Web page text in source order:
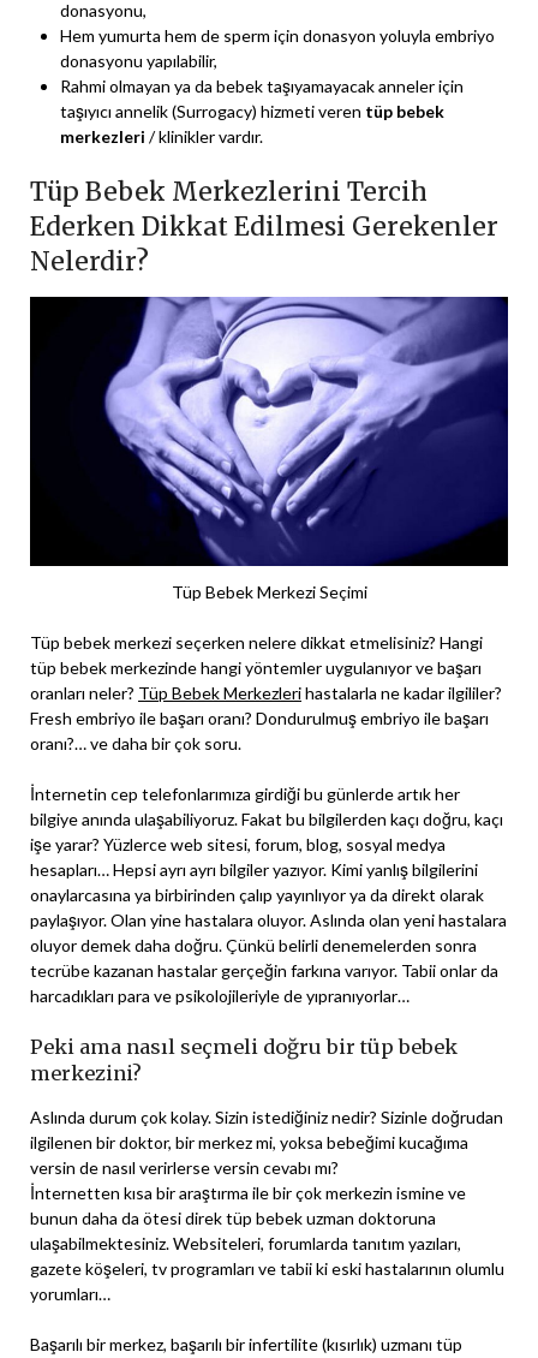
donasyonu,
Hem yumurta hem de sperm için donasyon yoluyla embriyo
donasyonu yapılabilir,
Rahmi olmayan ya da bebek taşıyamayacak anneler için
taşıyıcı annelik (Surrogacy) hizmeti veren tüp bebek
merkezleri / klinikler vardır.
Tüp Bebek Merkezlerini Tercih
Ederken Dikkat Edilmesi Gerekenler
Nelerdir?
Tüp Bebek Merkezi Seçimi
Tüp bebek merkezi seçerken nelere dikkat etmelisiniz? Hangi
tüp bebek merkezinde hangi yöntemler uygulanıyor ve başarı
oranları neler? Tüp Bebek Merkezlerihastalarla ne kadar ilgililer?
Fresh embriyo ile başarı oranı? Dondurulmuş embriyo ile başarı
oranı?… ve daha bir çok soru.
İnternetin cep telefonlarımıza girdiği bu günlerde artık her
bilgiye anında ulaşabiliyoruz. Fakat bu bilgilerden kaçı doğru, kaçı
işe yarar? Yüzlerce web sitesi, forum, blog, sosyal medya
hesapları… Hepsi ayrı ayrı bilgiler yazıyor. Kimi yanlış bilgilerini
onaylarcasına ya birbirinden çalıp yayınlıyor ya da direkt olarak
paylaşıyor. Olan yine hastalara oluyor. Aslında olan yeni hastalara
oluyor demek daha doğru. Çünkü belirli denemelerden sonra
tecrübe kazanan hastalar gerçeğin farkına varıyor. Tabii onlar da
harcadıkları para ve psikolojileriyle de yıpranıyorlar…
Peki ama nasıl seçmeli doğru bir tüp bebek
merkezini?
Aslında durum çok kolay. Sizin istediğiniz nedir? Sizinle doğrudan
ilgilenen bir doktor, bir merkez mi, yoksa bebeğimi kucağıma
versin de nasıl verirlerse versin cevabı mı?
İnternetten kısa bir araştırma ile bir çok merkezin ismine ve
bunun daha da ötesi direk tüp bebek uzman doktoruna
ulaşabilmektesiniz. Websiteleri, forumlarda tanıtım yazıları,
gazete köşeleri, tv programları ve tabii ki eski hastalarının olumlu
yorumları…
Başarılı bir merkez, başarılı bir infertilite (kısırlık) uzmanı tüp